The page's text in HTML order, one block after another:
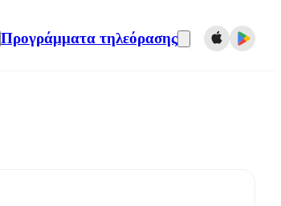
Προγράμματα τηλεόρασης